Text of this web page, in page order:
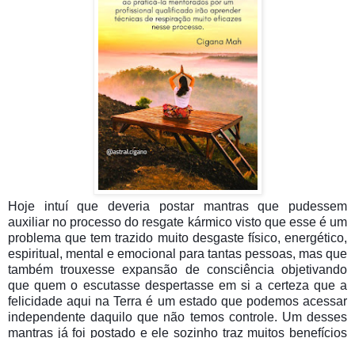
Hoje intuí que deveria postar mantras que pudessem
auxiliar no processo do resgate kármico visto que esse é um
problema que tem trazido muito desgaste físico, energético,
espiritual, mental e emocional para tantas pessoas, mas que
também trouxesse expansão de consciência objetivando
que quem o escutasse despertasse em si a certeza que a
felicidade aqui na Terra é um estado que podemos acessar
independente daquilo que não temos controle. Um desses
mantras já foi postado e ele sozinho traz muitos benefícios